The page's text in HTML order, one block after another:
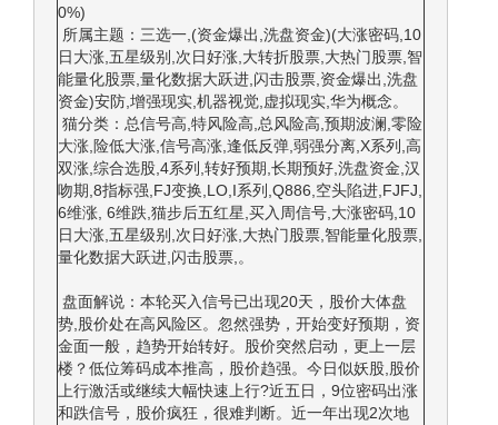
0%)
所属主题：三选一,(资金爆出,洗盘资金)(大涨密码,10
日大涨,五星级别,次日好涨,大转折股票,大热门股票,智
能量化股票,量化数据大跃进,闪击股票,资金爆出,洗盘
资金)安防,增强现实,机器视觉,虚拟现实,华为概念。
猫分类：总信号高,特风险高,总风险高,预期波澜,零险
大涨,险低大涨,信号高涨,逢低反弹,弱强分离,X系列,高
双涨,综合选股,4系列,转好预期,长期预好,洗盘资金,汉
吻期,8指标强,FJ变换,LO,I系列,Q886,空头陷进,FJFJ,
6维涨, 6维跌,猫步后五红星,买入周信号,大涨密码,10
日大涨,五星级别,次日好涨,大热门股票,智能量化股票,
量化数据大跃进,闪击股票,。
盘面解说：本轮买入信号已出现20天，股价大体盘
势,股价处在高风险区。忽然强势，开始变好预期，资
金面一般，趋势开始转好。股价突然启动，更上一层
楼？低位筹码成本推高，股价趋强。今日似妖股,股价
上行激活或继续大幅快速上行?近五日，9位密码出涨
和跌信号，股价疯狂，很难判断。近一年出现2次地